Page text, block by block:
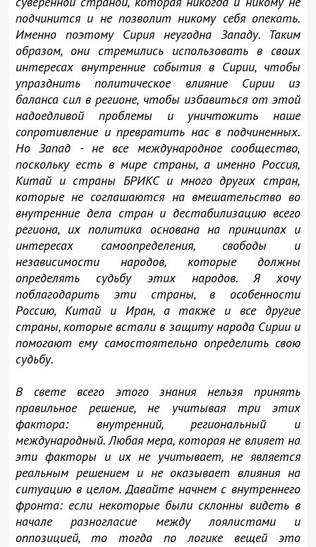
подчинится и не позволит никому себя опекать.
Именно поэтому Сирия неугодна Западу. Таким
образом, они стремились использовать в своих
интересах внутренние события в Сирии, чтобы
упразднить политическое влияние Сирии из
баланса сил в регионе, чтобы избавиться от этой
надоедливой проблемы и уничтожить наше
сопротивление и превратить нас в подчиненных.
Но Запад - не все международное сообщество,
поскольку есть в мире страны, а именно Россия,
Китай и страны БРИКС и много других стран,
которые не соглашаются на вмешательство во
внутренние дела стран и дестабилизацию всего
региона, их политика основана на принципах и
интересах самоопределения, свободы и
независимости народов, которые должны
определять судьбу этих народов. Я хочу
поблагодарить эти страны, в особенности
Россию, Китай и Иран, а также и все другие
страны, которые встали в защиту народа Сирии и
помогают ему самостоятельно определить свою
судьбу.
В свете всего этого знания нельзя принять
правильное решение, не учитывая три этих
фактора: внутренний, региональный и
международный. Любая мера, которая не влияет на
эти факторы и их не учитывает, не является
реальным решением и не оказывает влияния на
ситуацию в целом. Давайте начнем с внутреннего
фронта: если некоторые были склонны видеть в
начале разногласие между лоялистами и
оппозицией, то тогда по логике вещей это